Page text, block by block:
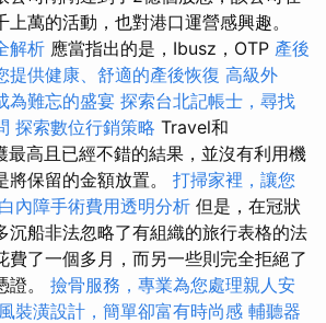
萬的活動，也對港口運營感興趣。
解析 應當指出的是，Ibusz，OTP 產後
提供健康、舒適的產後恢復 高級外
為難忘的盛宴 探索台北記帳士，尋找
探索數位行銷策略 Travel和
高且已經不錯的結果，並沒有利用機
保留的金額放置。 打掃家裡，讓您
白內障手術費用透明分析 但是，在冠狀
沉船非法忽略了有組織的旅行表格的法
費了一個多月，而另一些則完全拒絕了
證。 撿骨服務，專業為您處理親人安
裝潢設計，簡單卻富有時尚感 輔聽器